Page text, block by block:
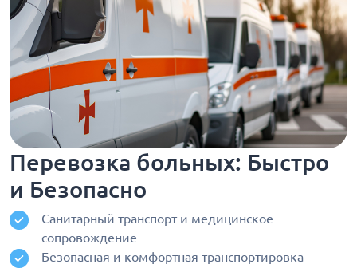
Перевозка больных: Быстро
и Безопасно
Санитарный транспорт и медицинское
сопровождение
Безопасная и комфортная транспортировка